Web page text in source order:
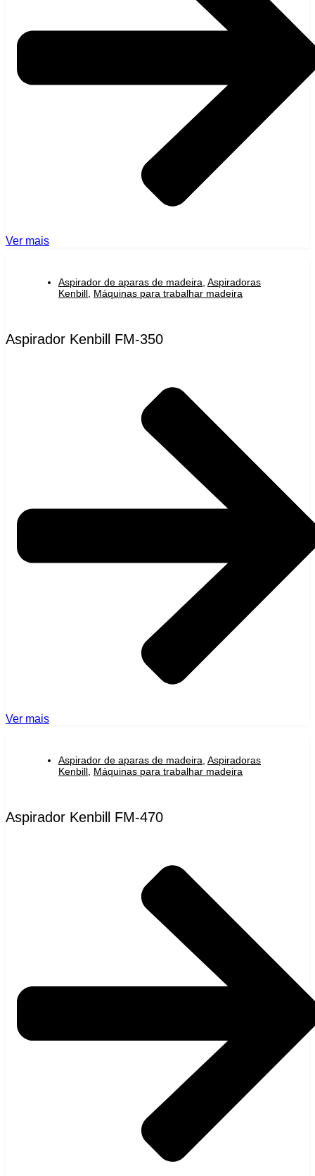
Ver mais
Aspirador de aparas de madeira Aspiradoras
Kenbill Máquinas para trabalhar madeira
Aspirador Kenbill FM-350
Ver mais
Aspirador de aparas de madeira Aspiradoras
Kenbill Máquinas para trabalhar madeira
Aspirador Kenbill FM-470